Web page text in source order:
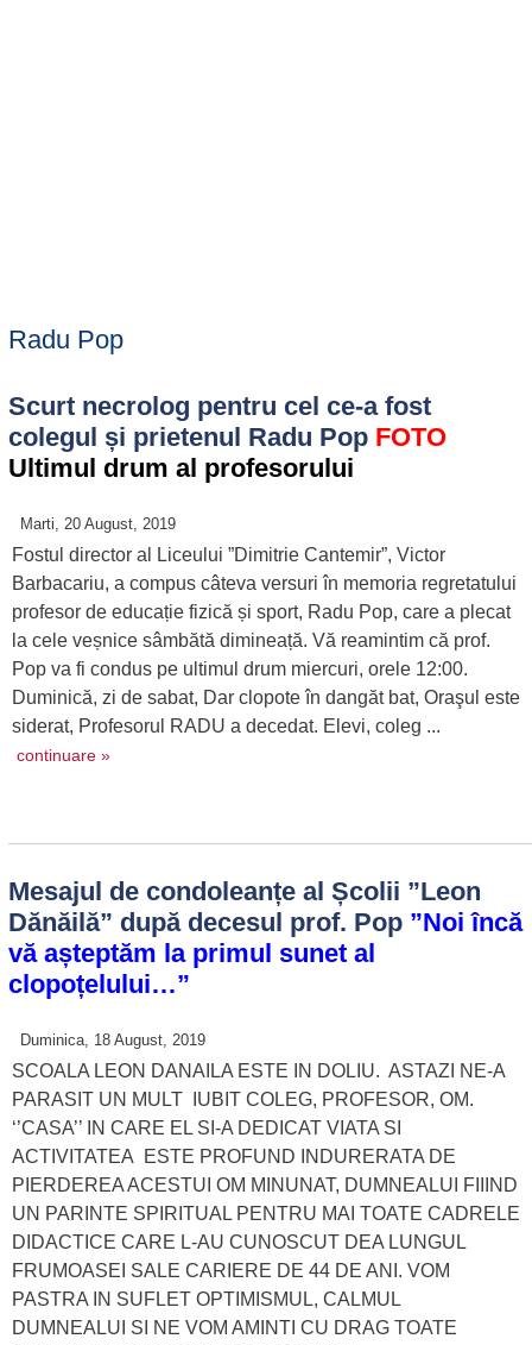
Radu Pop
Scurt necrolog pentru cel ce-a fost
colegul și prietenul Radu PopFOTO
Ultimul drum al profesorului
Marti, 20 August, 2019
Fostul director al Liceului ”Dimitrie Cantemir”, Victor
Barbacariu, a compus câteva versuri în memoria regretatului
profesor de educație fizică și sport, Radu Pop, care a plecat
la cele veșnice sâmbătă dimineață. Vă reamintim că prof.
Pop va fi condus pe ultimul drum miercuri, orele 12:00.
Duminică, zi de sabat, Dar clopote în dangăt bat, Oraşul este
siderat, Profesorul RADU a decedat. Elevi, coleg ...
continuare »
Mesajul de condoleanțe al Școlii ”Leon
Dănăilă” după decesul prof. Pop ”Noi încă
vă așteptăm la primul sunet al
clopoțelului…”
Duminica, 18 August, 2019
SCOALA LEON DANAILA ESTE IN DOLIU. ASTAZI NE-A
PARASIT UN MULT IUBIT COLEG, PROFESOR, OM.
‘’CASA’’ IN CARE EL SI-A DEDICAT VIATA SI
ACTIVITATEA ESTE PROFUND INDURERATA DE
PIERDEREA ACESTUI OM MINUNAT, DUMNEALUI FIIIND
UN PARINTE SPIRITUAL PENTRU MAI TOATE CADRELE
DIDACTICE CARE L-AU CUNOSCUT DEA LUNGUL
FRUMOASEI SALE CARIERE DE 44 DE ANI. VOM
PASTRA IN SUFLET OPTIMISMUL, CALMUL
DUMNEALUI SI NE VOM AMINTI CU DRAG TOATE